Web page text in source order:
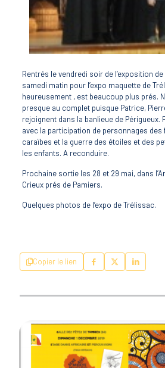
Rentrés le vendredi soir de l’exposition
samedi matin pour l’expo maquette de
heureusement , est beaucoup plus prés.
presque au complet puisque Patrice,
rejoignent dans la banlieue de Périgueux.
avec la participation de personnages des
caraïbes et la guerre des étoiles et des
les enfants. A reconduire.
Prochaine sortie les 28 et 29 mai, dans
Crieux prés de Pamiers.
Quelques photos de l’expo de Trélissac.
Copier le lien